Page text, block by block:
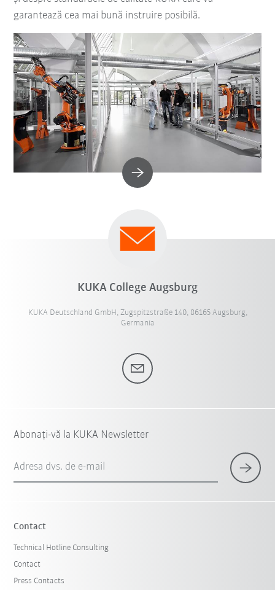
garantează cea mai bună instruire posibilă.
KUKA College Augsburg
KUKA Deutschland GmbH, Zugspitzstraße 140, 86165 Augsburg,
Germania
Abonați-vă la KUKA Newsletter
Adresa dvs. de e-mail
Contact
Technical Hotline Consulting
Contact
Press Contacts